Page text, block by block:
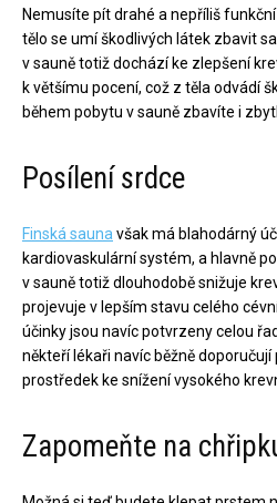
Nemusíte pít drahé a nepříliš
tělo se umí škodlivých látek zbavit
v sauně totiž dochází ke zlepšení
k většímu pocení, což z těla odvádí
během pobytu v sauně zbavíte i
Posílení srdce
Finská sauna však má blahodárný
kardiovaskulární systém, a hlavně
v sauně totiž dlouhodobě snižuje
projevuje v lepším stavu celého
účinky jsou navíc potvrzeny celou
někteří lékaři navíc běžně doporučují
prostředek ke snížení vysokého
Zapomeňte na